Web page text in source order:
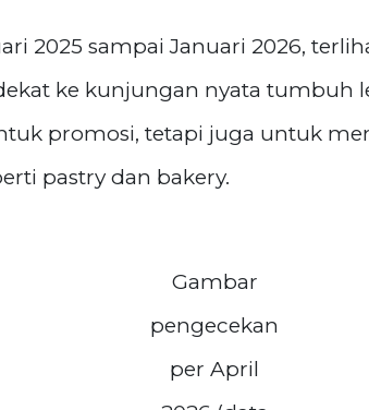
2025 sampai Januari 2026,
ke kunjungan nyata tumbuh
promosi, tetapi juga untuk
pastry dan bakery.
Gambar
pengecekan
per April